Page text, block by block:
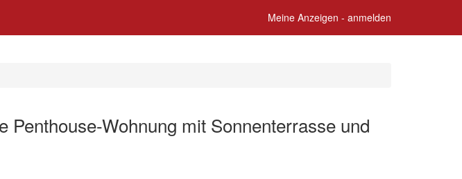
Meine Anzeigen - anmelden
Penthouse-Wohnung mit Sonnenterrasse und